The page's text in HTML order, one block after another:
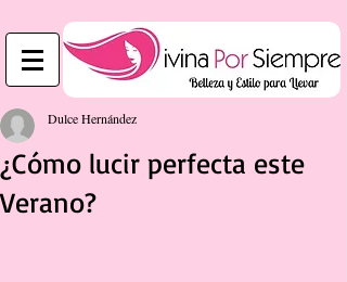
¿Cómo lucir perfecta este
Verano?
Dulce Hernández